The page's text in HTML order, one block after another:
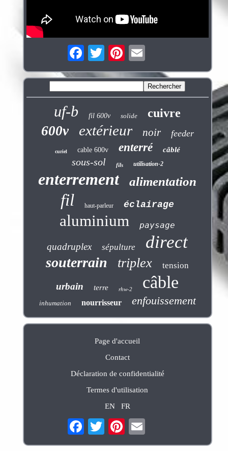
uf-b fil 600v solide cuivre
600v extérieur noir feeder
curiel cable 600v enterré câblé
sous-sol fils utilisation-2
enterrement alimentation
fil haut-parleur éclairage
aluminium paysage
quadruplex sépulture direct
souterrain triplex tension
urbain terre rhw-2 câble
inhumation nourrisseur enfouissement
Page d'accueil
Contact
Déclaration de confidentialité
Termes d'utilisation
EN
FR